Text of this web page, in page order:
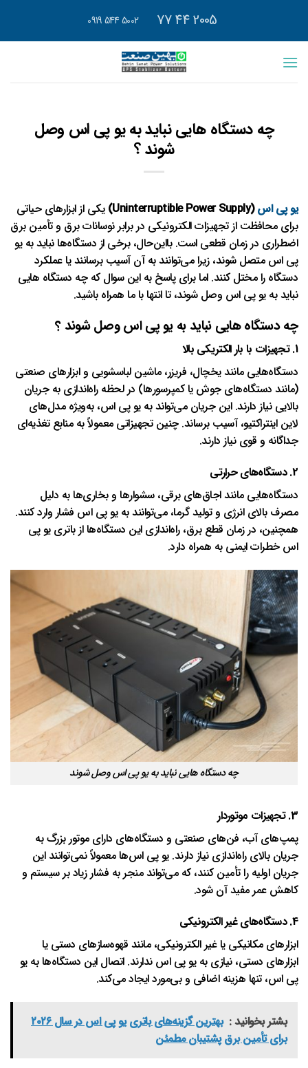
محتوا
5002 544 0919
چه دستگاه هایی نباید به یو پی اس وصل
شوند ؟
یو پی اس(Uninterruptible Power Supply)
یکی از ابزارهای حیاتی
برای محافظت از تجهیزات الکترونیکی در برابر نوسانات برق و تأمین برق
اضطراری در زمان قطعی است. بااین‌حال، برخی از دستگاه‌ها نباید به یو
پی اس متصل شوند، زیرا می‌توانند به آن آسیب برسانند یا عملکرد
دستگاه را مختل کنند. اما برای پاسخ به این سوال که چه دستگاه هایی
نباید به یو پی اس وصل شوند، تا انتها با ما همراه باشید.
چه دستگاه هایی نباید به یو پی اس وصل شوند ؟
1. تجهیزات با بار الکتریکی بالا
دستگاه‌هایی مانند یخچال، فریزر، ماشین لباسشویی و ابزارهای صنعتی
(مانند دستگاه‌های جوش یا کمپرسورها) در لحظه راه‌اندازی به جریان
بالایی نیاز دارند. این جریان می‌تواند به یو پی اس، به‌ویژه مدل‌های
لاین اینتراکتیو، آسیب برساند. چنین تجهیزاتی معمولاً به منابع تغذیه‌ای
جداگانه و قوی نیاز دارند.
2. دستگاه‌های حرارتی
دستگاه‌هایی مانند اجاق‌های برقی، سشوارها و بخاری‌ها به دلیل
مصرف بالای انرژی و تولید گرما، می‌توانند به یو پی اس فشار وارد کنند.
همچنین، در زمان قطع برق، راه‌اندازی این دستگاه‌ها از باتری یو پی
اس خطرات ایمنی به همراه دارد.
چه دستگاه هایی نباید به یو پی اس وصل شوند
3. تجهیزات موتوردار
پمپ‌های آب، فن‌های صنعتی و دستگاه‌های دارای موتور بزرگ به
جریان بالای راه‌اندازی نیاز دارند. یو پی اس‌ها معمولاً نمی‌توانند این
جریان اولیه را تأمین کنند، که می‌تواند منجر به فشار زیاد بر سیستم و
کاهش عمر مفید آن شود.
4. دستگاه‌های غیر الکترونیکی
ابزارهای مکانیکی یا غیر الکترونیکی، مانند قهوه‌سازهای دستی یا
ابزارهای دستی، نیازی به یو پی اس ندارند. اتصال این دستگاه‌ها به یو
پی اس، تنها هزینه اضافی و بی‌مورد ایجاد می‌کند.
بشتر بخوانید :
بهترین گزینه‌های باتری یو پی اس در سال ۲۰۲۶
برای تأمین برق پشتیبان مطمئن